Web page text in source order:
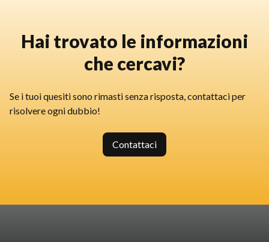
Hai trovato le informazioni
che cercavi?
Se i tuoi quesiti sono rimasti senza risposta, contattaci per
risolvere ogni dubbio!
Contattaci